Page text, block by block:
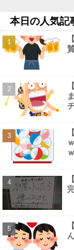
いに押し当ててしま
江別大学生暴行ﾀﾋ
→当時17歳少年に「
「高市早苗はどん
帆氏に送られた包丁
い」と言い張るも……
【驚愕】 55歳・大
みの日とかそうだね
【画像】 めるる、
Powered by
本日の人気記